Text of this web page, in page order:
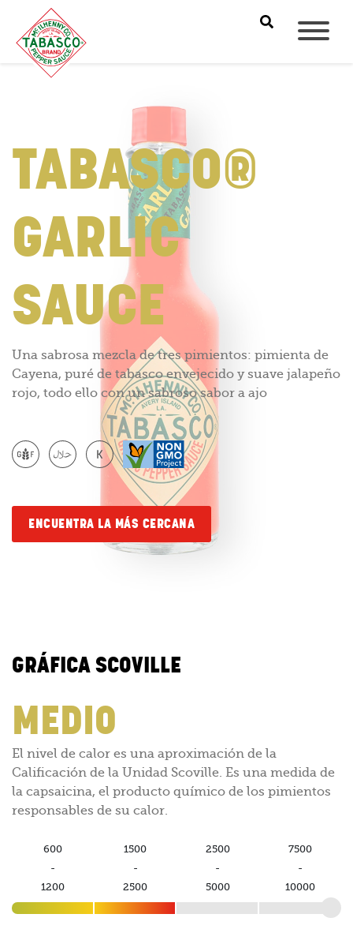
TABASCO®
GARLIC
SAUCE
Una sabrosa mezcla de tres pimientos: pimienta de
Cayena, puré de tabasco envejecido y suave jalapeño
rojo, todo ello con un sabroso sabor a ajo
ENCUENTRA LA MÁS CERCANA
GRÁFICA SCOVILLE
MEDIO
El nivel de calor es una aproximación de la
Calificación de la Unidad Scoville. Es una medida de
la capsaicina, el producto químico de los pimientos
responsables de su calor.
600
-
1200
1500
-
2500
2500
-
5000
7500
-
10000